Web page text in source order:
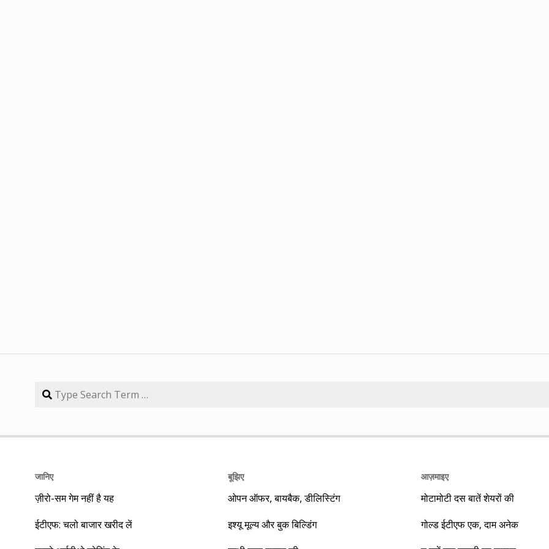
जानिए
ज़ीरो-सम गेम नहीं है यह
ईटीएफ: चलो बाजार खरीद लें
बूझिए
ओपन ऑफर, बायबैक, डीलिस्टिंग
इश्यू मूल्य और बुक बिल्डिंग
आज़माइए
मोटामोटी दस बातें शेयरों की
गोल्ड ईटीएफ एक, दाम अनेक